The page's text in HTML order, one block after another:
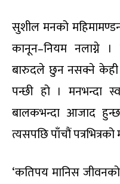
सुशील मनको
कानून–नियम नलाग्ने
बारुदले छुन नसक्ने
पन्छी हो । मनभन्दा
बालकभन्दा आजाद
त्यसपछि पाँचौं
‘कतिपय मानिस जीवनको